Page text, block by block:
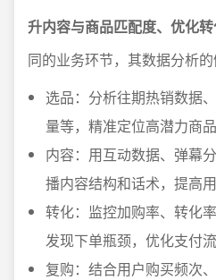
升内容与商品匹配度、优化转
同的业务环节，其数据分析的
选品：分析往期热销数据
量等，精准定位高潜力商品
内容：用互动数据、弹幕
播内容结构和话术，提高
转化：监控加购率、转化
发现下单瓶颈，优化支付
复购：结合用户购买频次